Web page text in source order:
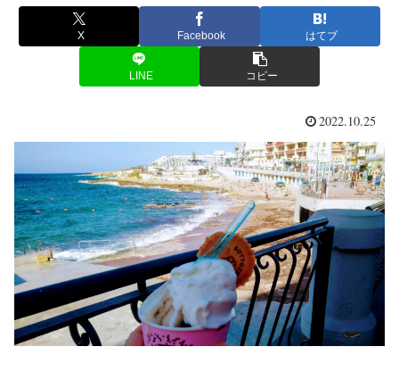
X Facebook はてブ
LINE コピー
2022.10.25